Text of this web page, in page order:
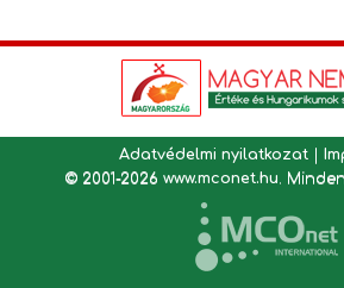
Adatvédelmi nyilatkozat|
© 2001-2026 www.mconet.hu.